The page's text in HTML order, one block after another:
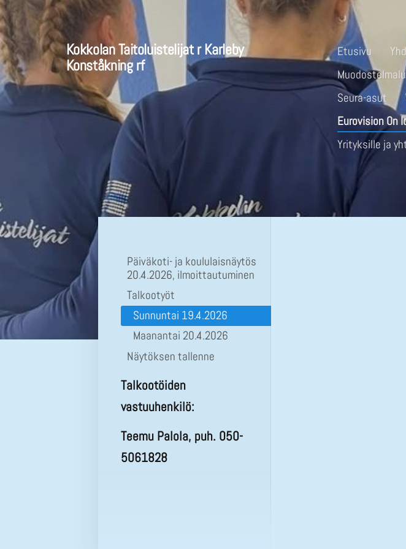
Siirry
sivun
sisältöön
Kokkolan Taitoluistelijat r Karleby
Konståkning rf
Etusivu
Seura-asut
Eurovision On
Yrityksille ja
Päiväkoti- ja koululaisnäytös
20.4.2026, ilmoittautuminen
Talkootyöt
Sunnuntai 19.4.2026
Maanantai 20.4.2026
Näytöksen tallenne
Talkootöiden
vastuuhenkilö:
Teemu Palola, puh. 050-
5061828